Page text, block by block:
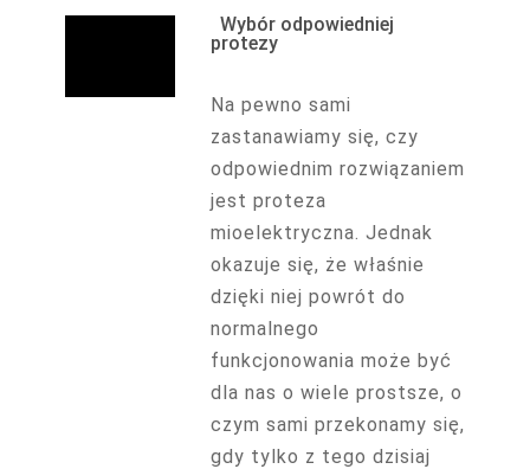
Wybór odpowiedniej
protezy
Na pewno sami
zastanawiamy się, czy
odpowiednim rozwiązaniem
jest proteza
mioelektryczna. Jednak
okazuje się, że właśnie
dzięki niej powrót do
normalnego
funkcjonowania może być
dla nas o wiele prostsze, o
czym sami przekonamy się,
gdy tylko z tego dzisiaj